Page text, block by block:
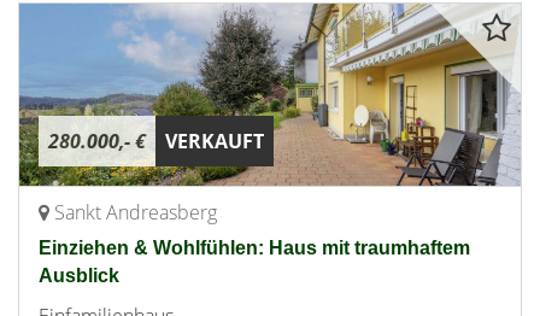
280.000,- € VERKAUFT
Sankt Andreasberg
Einziehen & Wohlfühlen: Haus mit traumhaftem
Ausblick